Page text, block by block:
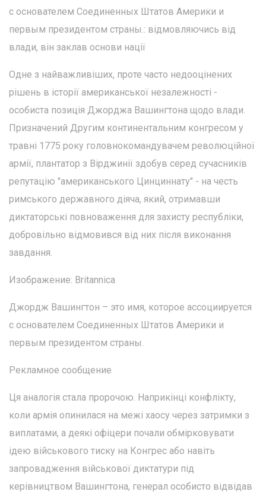
с основателем Соединенных Штатов Америки и
первым президентом страны.: відмовляючись від
влади, він заклав основи нації
Одне з найважливіших, проте часто недооцінених
рішень в історії американської незалежності -
особиста позиція Джорджа Вашингтона щодо влади.
Призначений Другим континентальним конгресом у
травні 1775 року головнокомандувачем революційної
армії, плантатор з Вірджинії здобув серед сучасників
репутацію "американського Цинциннату" - на честь
римського державного діяча, який, отримавши
диктаторські повноваження для захисту республіки,
добровільно відмовився від них після виконання
завдання.
Изображение: Britannica
Джордж Вашингтон – это имя, которое ассоциируется
с основателем Соединенных Штатов Америки и
первым президентом страны.
Рекламное сообщение
Ця аналогія стала пророчою. Наприкінці конфлікту,
коли армія опинилася на межі хаосу через затримки з
виплатами, а деякі офіцери почали обмірковувати
ідею військового тиску на Конгрес або навіть
запровадження військової диктатури під
керівництвом Вашингтона, генерал особисто відвідав